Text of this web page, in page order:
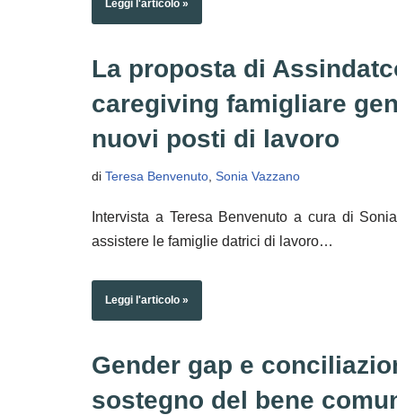
Leggi l'articolo »
La proposta di
caregiving famigliare
nuovi posti di lavoro
di Teresa Benvenuto Sonia Vazzano
Intervista a Teresa Benvenuto a cura di
assistere le famiglie datrici di lavoro…
Leggi l'articolo »
Gender gap e
sostegno del bene